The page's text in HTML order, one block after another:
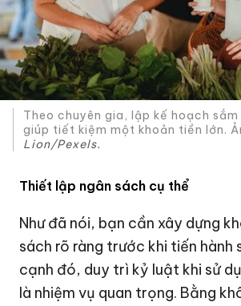
Theo chuyên gia, lập kế hoạch
giúp tiết kiệm một khoản tiền lớn.
Lion/Pexels.
Thiết lập ngân sách cụ thể
Như đã nói, bạn cần xây dựng
sách rõ ràng trước khi tiến hành
cạnh đó, duy trì kỷ luật khi sử
là nhiệm vụ quan trọng. Bằng